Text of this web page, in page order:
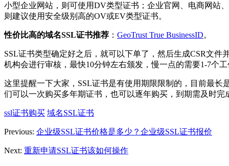
小型企业网站，则可使用DV类型证书；企业官网、电商网站
则建议使用安全级别高的OV或EV类型证书。
性价比高的域名SSL证书推荐 ： GeoTrust True BusinessID。
SSL证书类型确定好之后，就可以下单了，然后生成CSR文件
机构会进行审核，最快10分钟左右颁发，慢一点的需要1-7个
这里提醒一下大家，SSL证书是有使用期限限制的，目前最长
们可以一次购买多年期证书，也可以逐年购买，到期需及时完
ssl证书购买 域名SSL证书
Previous: 企业级SSL证书价格是多少？企业级SSL证书报价
Next: 重新申请SSL证书该如何操作